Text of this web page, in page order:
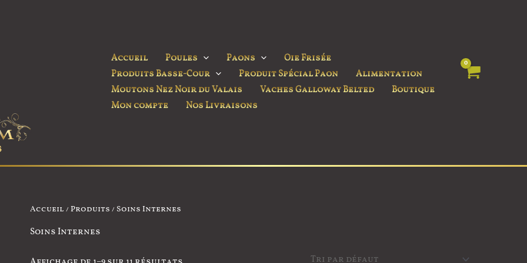
Accueil
Poules Paons
Oie Frisée
Produits Basse-Cour
Produit Spécial Paon
Alimentation
Moutons Nez Noir du Valais
Vaches Galloway Belted
Boutique
Mon compte
Nos Livraisons
Accueil / Produits / Soins Internes
Soins Internes